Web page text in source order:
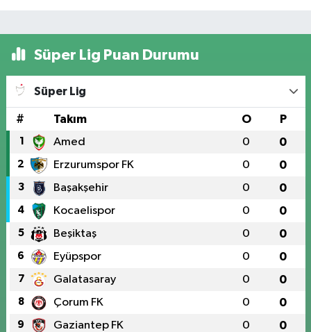
Süper Lig Puan Durumu
Süper Lig
# Takım O P
1 Amed 0 0
2 Erzurumspor FK 0 0
3 Başakşehir 0 0
4 Kocaelispor 0 0
5 Beşiktaş 0 0
6 Eyüpspor 0 0
7 Galatasaray 0 0
8 Çorum FK 0 0
9 Gaziantep FK 0 0